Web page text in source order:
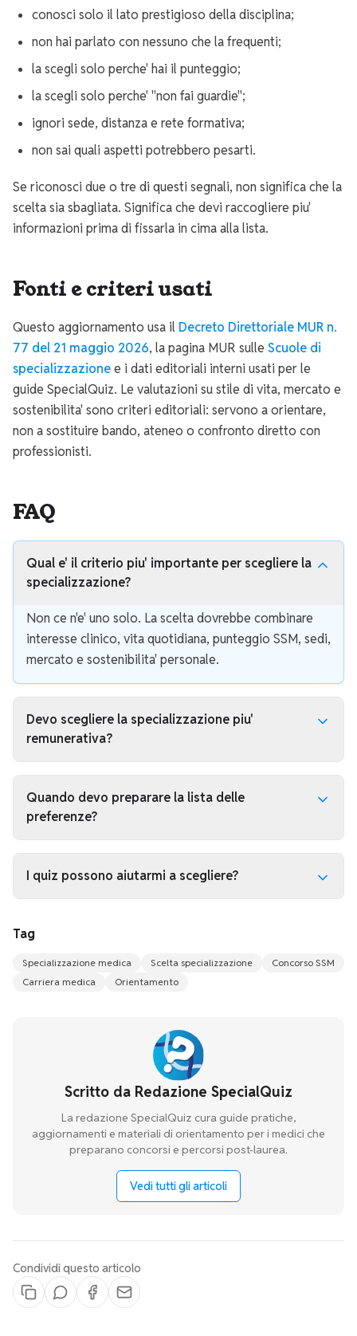
conosci solo il lato prestigioso della disciplina;
non hai parlato con nessuno che la frequenti;
la scegli solo perche' hai il punteggio;
la scegli solo perche' "non fai guardie";
ignori sede, distanza e rete formativa;
non sai quali aspetti potrebbero pesarti.
Se riconosci due o tre di questi segnali, non significa che la
scelta sia sbagliata. Significa che devi raccogliere piu'
informazioni prima di fissarla in cima alla lista.
Fonti e criteri usati
Questo aggiornamento usa il Decreto Direttoriale MUR n.
77 del 21 maggio 2026, la pagina MUR sulle Scuole di
specializzazionee i dati editoriali interni usati per le
guide SpecialQuiz. Le valutazioni su stile di vita, mercato e
sostenibilita' sono criteri editoriali: servono a orientare,
non a sostituire bando, ateneo o confronto diretto con
professionisti.
FAQ
Qual e' il criterio piu' importante per scegliere la
specializzazione?
Non ce n'e' uno solo. La scelta dovrebbe combinare
interesse clinico, vita quotidiana, punteggio SSM, sedi,
mercato e sostenibilita' personale.
Devo scegliere la specializzazione piu'
remunerativa?
Il potenziale economico e' un criterio legittimo, ma
non dovrebbe essere l'unico. Le specialita' con alto
potenziale possono richiedere piu' investimento,
rischio, reputazione e lavoro privato.
Quando devo preparare la lista delle
preferenze?
Prima del punteggio definitivo conviene preparare
scenari. Dopo la graduatoria devi trasformarli in
I quiz possono aiutarmi a scegliere?
materie in cui ragioni bene, migliori rapidamente e
Tag
Specializzazione medica Scelta specializzazione
Concorso SSM
Carriera medica
Orientamento
Scritto da Redazione SpecialQuiz
La redazione SpecialQuiz cura guide pratiche,
aggiornamenti e materiali di orientamento per i medici che
preparano concorsi e percorsi post-laurea.
Vedi tutti gli articoli
Condividi questo articolo